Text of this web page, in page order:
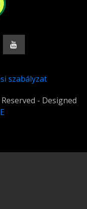
szabályzat
- Designed